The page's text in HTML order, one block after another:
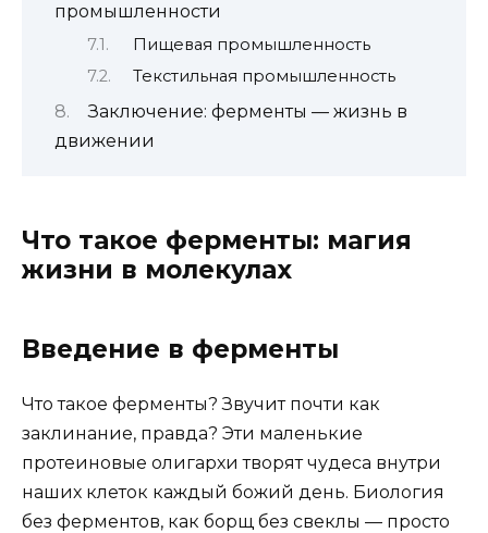
промышленности
Пищевая промышленность
Текстильная промышленность
Заключение: ферменты — жизнь в
движении
Что такое ферменты: магия
жизни в молекулах
Введение в ферменты
Что такое ферменты? Звучит почти как
заклинание, правда? Эти маленькие
протеиновые олигархи творят чудеса внутри
наших клеток каждый божий день. Биология
без ферментов, как борщ без свеклы — просто